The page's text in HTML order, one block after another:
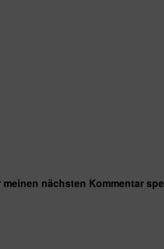
nächsten Kommentar